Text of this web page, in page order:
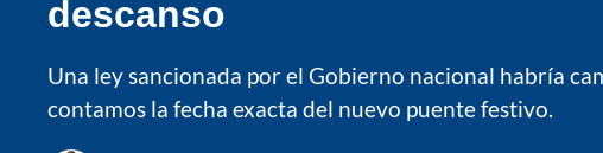
descanso
Una ley sancionada por el Gobierno nacional habría
contamos la fecha exacta del nuevo puente festivo.